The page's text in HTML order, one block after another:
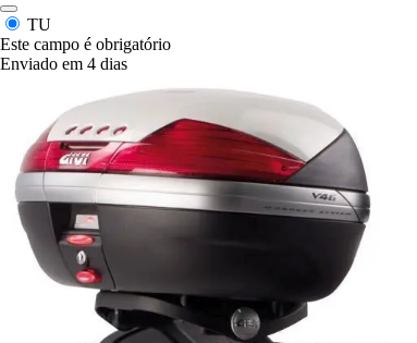
TU
Este campo é obrigatório
Enviado em 4 dias